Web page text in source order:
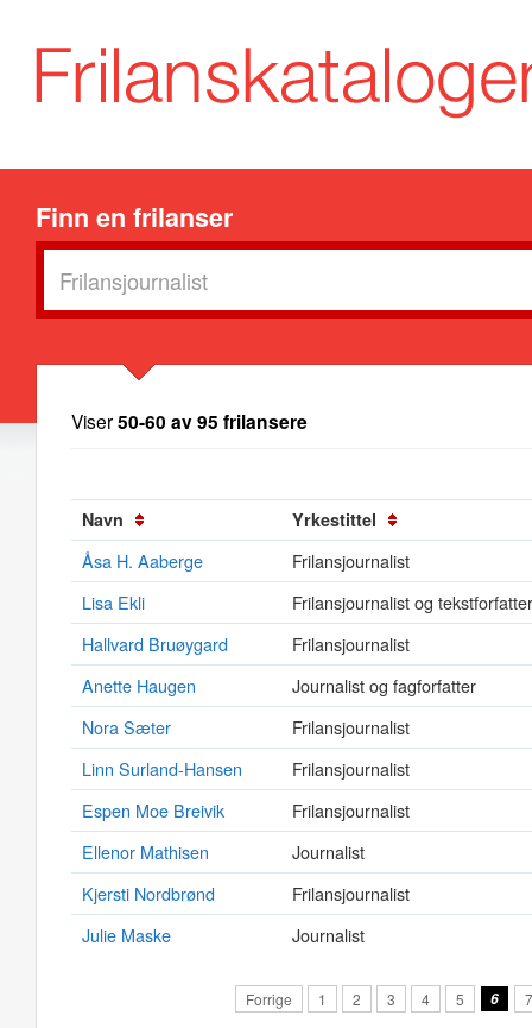
Finn en frilanser
Viser50-60 av 95 frilansere
Navn Yrkestittel
Åsa H. Aaberge
Frilansjournalist
Lisa Ekli
Frilansjournalist og tekstforfatter
Hallvard Bruøygard
Frilansjournalist
Anette Haugen
Journalist og fagforfatter
Nora Sæter
Frilansjournalist
Linn Surland-Hansen
Frilansjournalist
Espen Moe Breivik
Frilansjournalist
Ellenor Mathisen
Journalist
Kjersti Nordbrønd
Frilansjournalist
Julie Maske
Journalist
Forrige 1 2 3 4 5 6 7